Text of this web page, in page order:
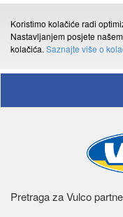
Koristimo kolačiće radi
Nastavljanjem posjete
kolačića. Saznajte više o
Pretraga za Vulco